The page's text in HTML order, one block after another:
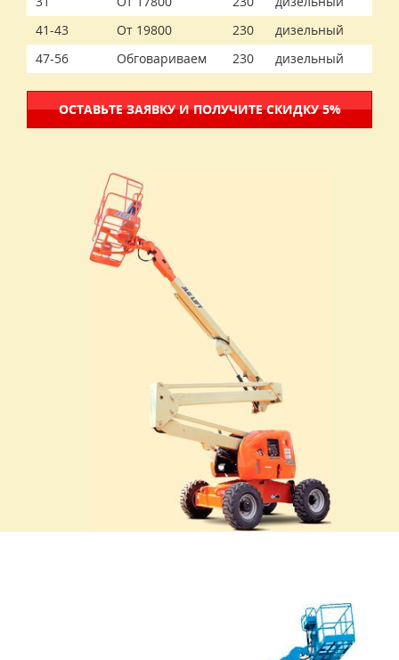
41-43
От 19800 230
дизельный
47-56
Обговариваем 230 дизельный
ОСТАВЬТЕ ЗАЯВКУ И ПОЛУЧИТЕ СКИДКУ 5%